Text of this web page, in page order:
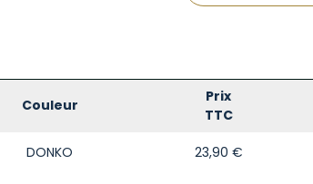
Couleur
Prix
TTC
DONKO 23,90 €